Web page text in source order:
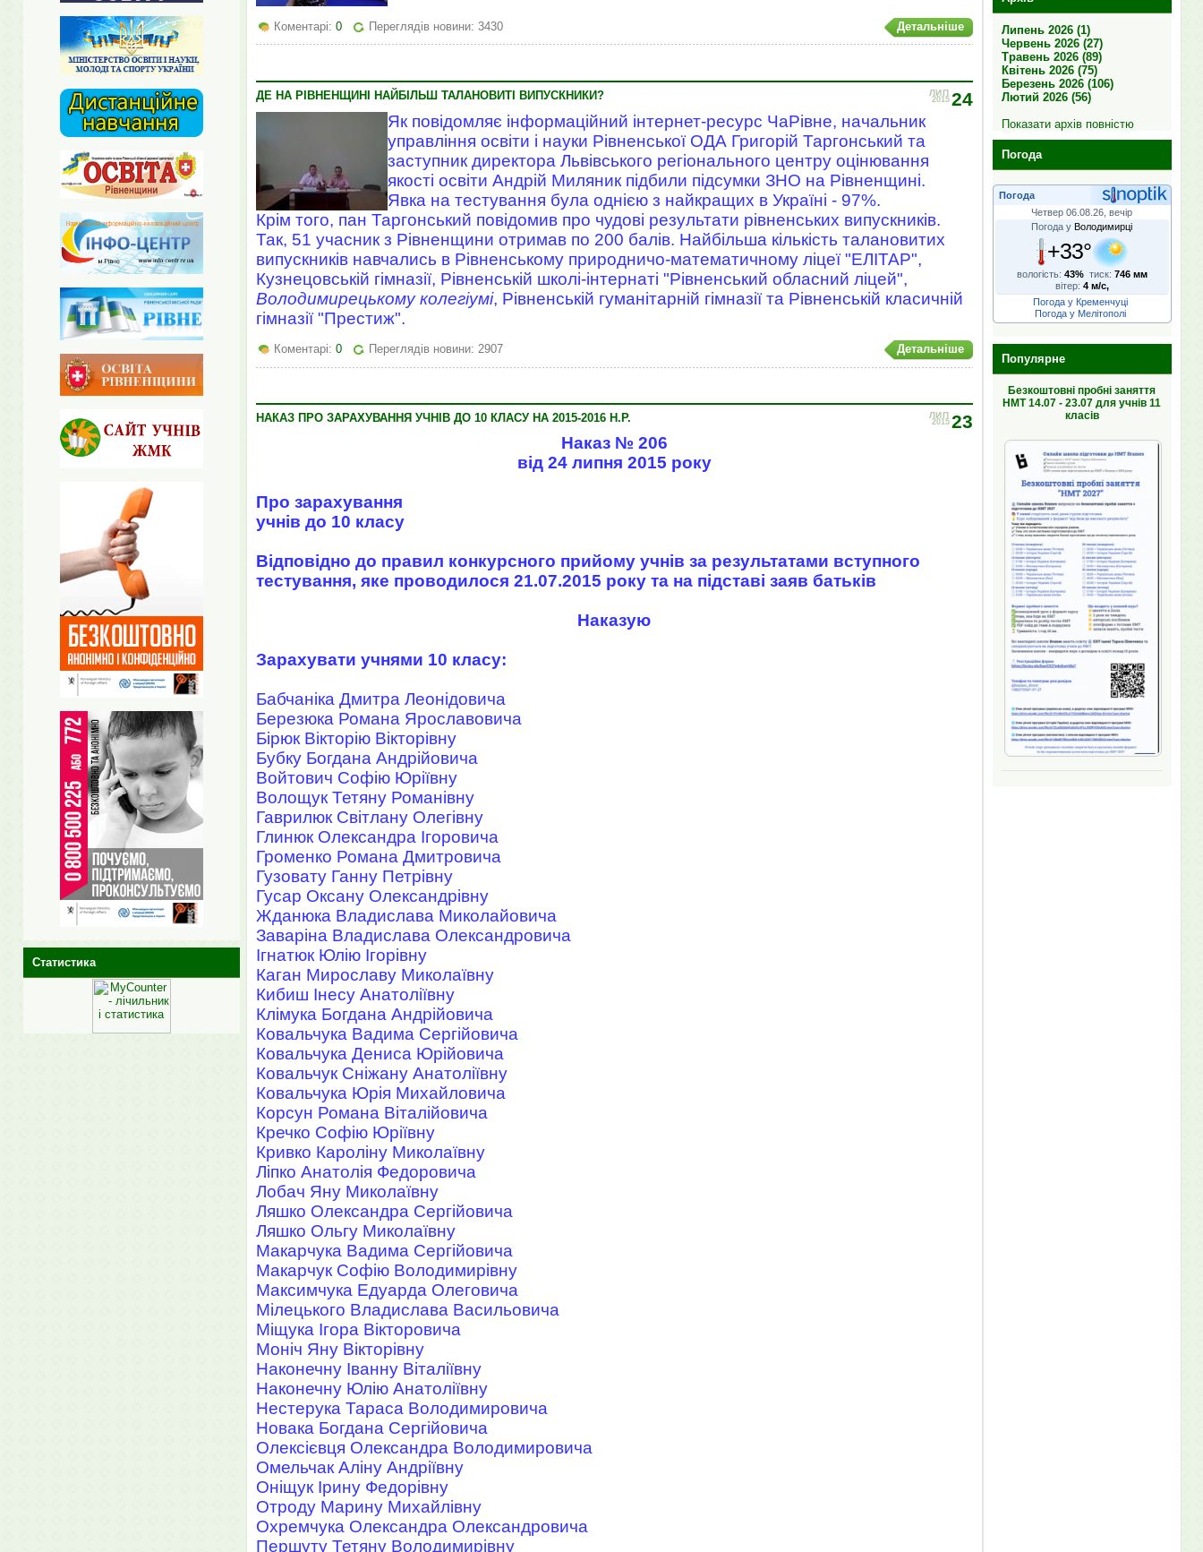
Детальніше
Коментарі: 0 Переглядів новини: 3430
24
ЛИП
2015
ДЕ НА РІВНЕНЩИНІ НАЙБІЛЬШ ТАЛАНОВИТІ ВИПУСКНИКИ?
Як повідомляє інформаційний інтернет-ресурс ЧаРівне, начальник
управління освіти і науки Рівненської ОДА Григорій Таргонський та
заступник директора Львівського регіонального центру оцінювання
якості освіти Андрій Миляник підбили підсумки ЗНО на Рівненщині.
Явка на тестування була однією з найкращих в Україні - 97%.
Крім того, пан Таргонський повідомив про чудові результати рівненських випускників.
Так, 51 учасник з Рівненщини отримав по 200 балів. Найбільша кількість талановитих
випускників навчались в Рівненському природничо-математичному ліцеї "ЕЛІТАР",
Кузнецовській гімназії, Рівненській школі-інтернаті "Рівненський обласний ліцей",
Володимирецькому колегіумі, Рівненській гуманітарній гімназії та Рівненській класичній
гімназії "Престиж".
Детальніше
Коментарі: 0 Переглядів новини: 2907
23
ЛИП
2015
НАКАЗ ПРО ЗАРАХУВАННЯ УЧНІВ ДО 10 КЛАСУ НА 2015-2016 Н.Р.
Наказ № 206
від 24 липня 2015 року
Про зарахування
учнів до 10 класу
Відповідно до правил конкурсного прийому учнів за результатами вступного
тестування, яке проводилося 21.07.2015 року та на підставі заяв батьків
Наказую
Зарахувати учнями 10 класу:
Бабчаніка Дмитра Леонідовича
Березюка Романа Ярославовича
Бірюк Вікторію Вікторівну
Бубку Богдана Андрійовича
Войтович Софію Юріївну
Волощук Тетяну Романівну
Гаврилюк Світлану Олегівну
Глинюк Олександра Ігоровича
Громенко Романа Дмитровича
Гузовату Ганну Петрівну
Гусар Оксану Олександрівну
Жданюка Владислава Миколайовича
Заваріна Владислава Олександровича
Ігнатюк Юлію Ігорівну
Каган Мирославу Миколаївну
Кибиш Інесу Анатоліївну
Клімука Богдана Андрійовича
Ковальчука Вадима Сергійовича
Ковальчука Дениса Юрійовича
Ковальчук Сніжану Анатоліївну
Ковальчука Юрія Михайловича
Корсун Романа Віталійовича
Кречко Софію Юріївну
Кривко Кароліну Миколаївну
Ліпко Анатолія Федоровича
Лобач Яну Миколаївну
Ляшко Олександра Сергійовича
Ляшко Ольгу Миколаївну
Макарчука Вадима Сергійовича
Макарчук Софію Володимирівну
Максимчука Едуарда Олеговича
Мілецького Владислава Васильовича
Міщука Ігора Вікторовича
Моніч Яну Вікторівну
Наконечну Іванну Віталіївну
Наконечну Юлію Анатоліївну
Нестерука Тараса Володимировича
Новака Богдана Сергійовича
Олексієвця Олександра Володимировича
Омельчак Аліну Андріївну
Оніщук Ірину Федорівну
Отроду Марину Михайлівну
Охремчука Олександра Олександровича
Першуту Тетяну Володимирівну
Липень 2026 (1)
Червень 2026 (27)
Травень 2026 (89)
Квітень 2026 (75)
Березень 2026 (106)
Лютий 2026 (56)
Показати архів повністю
Погода
Погода
Четвер 06.08.26, вечір
Погода у Володимирці
+33°
вологість: 43% тиск: 746 мм
вітер: 4 м/с,
Погода у Кременчуці
Погода у Мелітополі
Популярне
Безкоштовні пробні заняття
НМТ 14.07 - 23.07 для учнів 11
класів
Статистика